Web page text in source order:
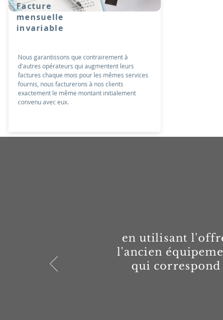
Facture
mensuelle
invariable
Nous garantissons que contrairement à
d'autres opérateurs qui augmentent leurs
factures chaque mois pour les mêmes services
fournis, nous facturerons à nos clients
exactement le même montant initialement
convenu avec eux.
en utilisant
l'ancien
qui